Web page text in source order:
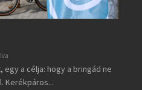
egy a célja: hogy a bringád ne
Kerékpáros...